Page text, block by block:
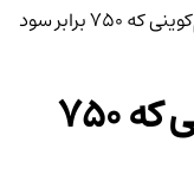
توکن FATHA؛ میم‌کوینی که 750 برابر سود
توکن FATHA؛ میم‌کوینی که 750